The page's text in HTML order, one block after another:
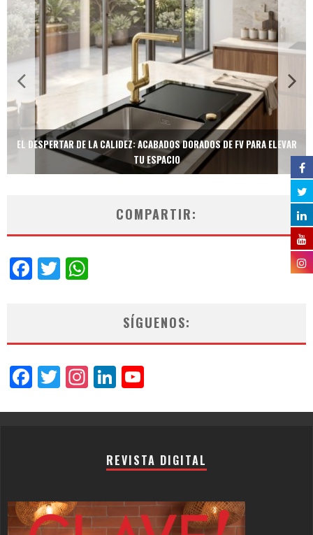
EL DESPERTAR DE LA CALIDEZ: ACABADOS DORADOS DE FV PARA ELEVAR
TU ESPACIO
COMPARTIR:
Facebook
Twitter
SÍGUENOS:
Facebook
Twitter
Instagram
LinkedIn
REVISTA DIGITAL